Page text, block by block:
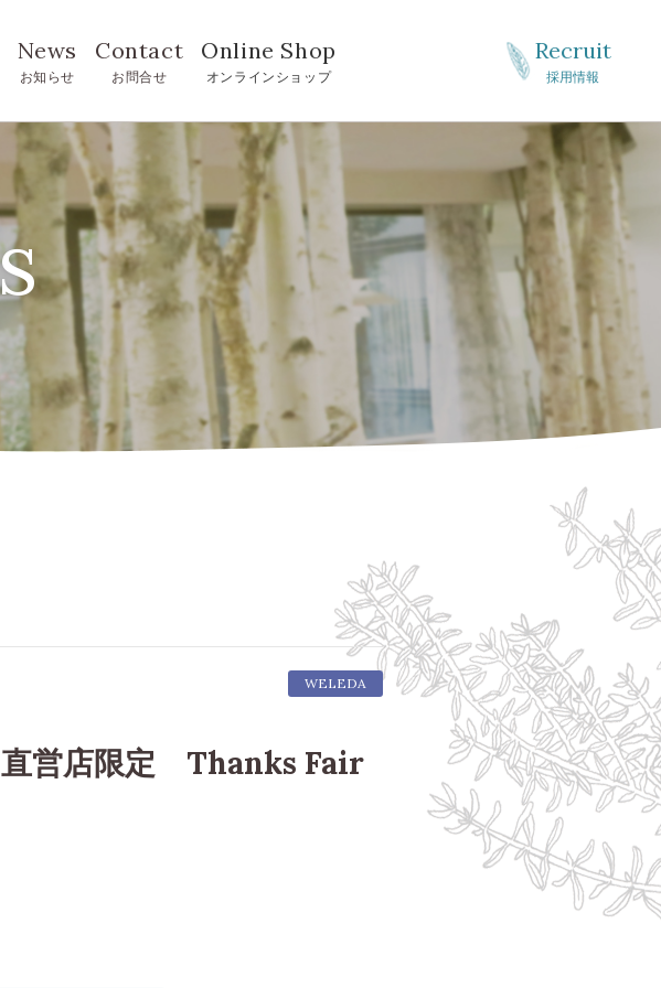
Recruit
採用情報
News
お知らせ
Contact
お問合せ
Online Shop
オンラインショップ
WELEDA
直営店限定 Thanks Fair